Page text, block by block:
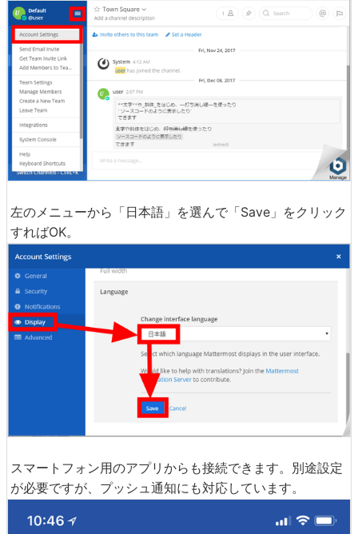
左のメニューから「日本語」を選んで「Save」をクリック
すればOK。
スマートフォン用のアプリからも接続できます。別途設定
が必要ですが、プッシュ通知にも対応しています。